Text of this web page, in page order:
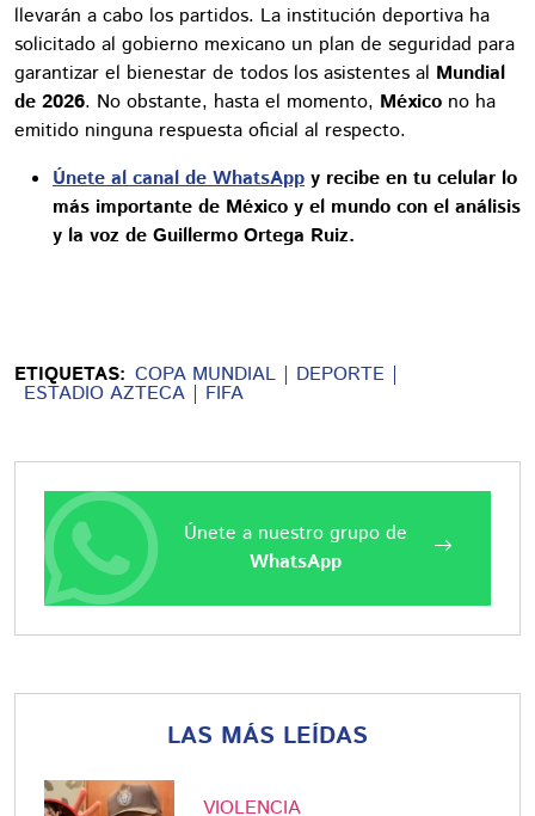
llevarán a cabo los partidos. La institución deportiva ha
solicitado al gobierno mexicano un plan de seguridad para
garantizar el bienestar de todos los asistentes al Mundial
de 2026. No obstante, hasta el momento, México no ha
emitido ninguna respuesta oficial al respecto.
Únete al canal de WhatsApp y recibe en tu celular lo
más importante de México y el mundo con el análisis
y la voz de Guillermo Ortega Ruiz.
ETIQUETAS: COPA MUNDIAL DEPORTE
ESTADIO AZTECA FIFA
Únete a nuestro grupo de
WhatsApp
LAS MÁS LEÍDAS
VIOLENCIA